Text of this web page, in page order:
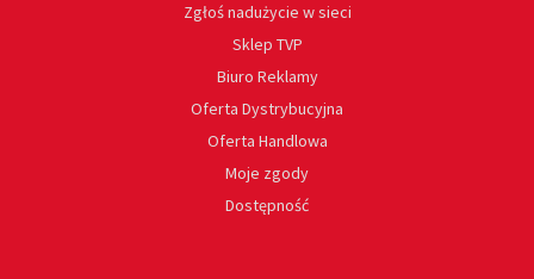
Zgłoś nadużycie w sieci
Sklep TVP
Biuro Reklamy
Oferta Dystrybucyjna
Oferta Handlowa
Moje zgody
Dostępność